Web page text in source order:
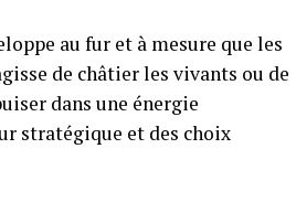
au fur et à mesure que les
de châtier les vivants ou de
dans une énergie
stratégique et des choix